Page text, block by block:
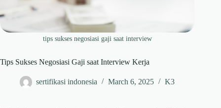
tips sukses negosiasi gaji saat interview
Tips Sukses Negosiasi Gaji saat Interview Kerja
sertifikasi indonesia March 6, 2025 K3